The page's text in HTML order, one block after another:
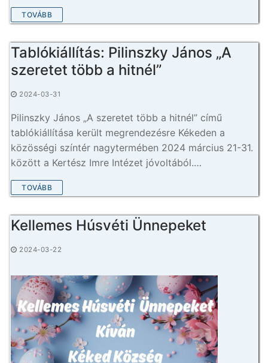
TOVÁBB
Tablókiállítás: Pilinszky János „A
szeretet több a hitnél”
2024-03-31
Pilinszky János „A szeretet több a hitnél” című
tablókiállítása került megrendezésre Kékeden a
közösségi színtér nagytermében 2024 március 21-31.
között a Kertész Imre Intézet jóvoltából.…
TOVÁBB
Kellemes Húsvéti Ünnepeket
2024-03-22